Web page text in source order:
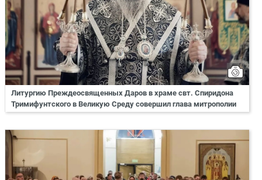
Литургию Преждеосвященных Даров в храме свт. Спиридона
Тримифунтского в Великую Среду совершил глава митрополии